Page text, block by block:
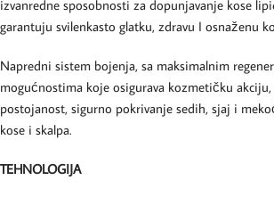
izvanredne sposobnosti za dopunjavanje kose
garantuju svilenkasto glatku, zdravu I osnaženu
Napredni sistem bojenja, sa maksimalnim
mogućnostima koje osigurava kozmetičku akciju,
postojanost, sigurno pokrivanje sedih, sjaj i
kose i skalpa.
TEHNOLOGIJA